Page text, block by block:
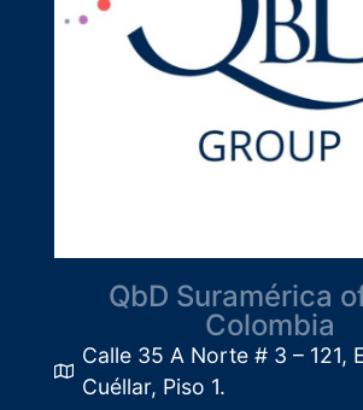
QbD Suramérica
Colombia
Calle 35 A Norte # 3 – 121,
Cuéllar, Piso 1.​